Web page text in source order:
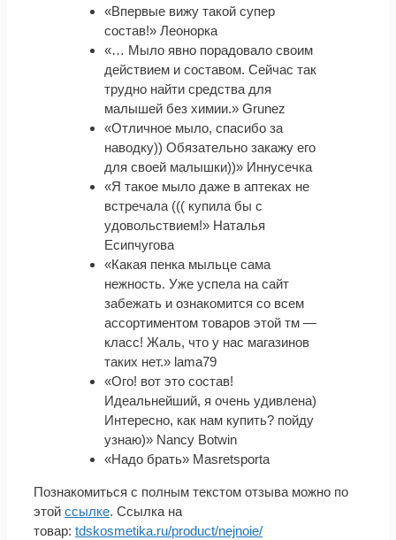
«Впервые вижу такой супер
состав!» Леонорка
«… Мыло явно порадовало своим
действием и составом. Сейчас так
трудно найти средства для
малышей без химии.» Grunez
«Отличное мыло, спасибо за
наводку)) Обязательно закажу его
для своей малышки))» Иннусечка
«Я такое мыло даже в аптеках не
встречала ((( купила бы с
удовольствием!» Наталья
Есипчугова
«Какая пенка мыльце сама
нежность. Уже успела на сайт
забежать и ознакомится со всем
ассортиментом товаров этой тм —
класс! Жаль, что у нас магазинов
таких нет.» lama79
«Ого! вот это состав!
Идеальнейший, я очень удивлена)
Интересно, как нам купить? пойду
узнаю)» Nanсy Botwin
«Надо брать» Masretsporta
Познакомиться с полным текстом отзыва можно по
этой ссылке. Ссылка на
товар: tdskosmetika.ru/product/nejnoie/